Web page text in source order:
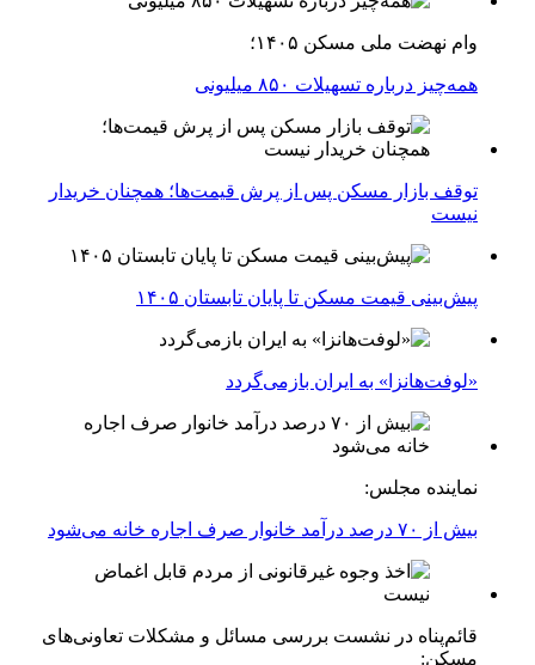
وام نهضت ملی مسکن ۱۴۰۵؛
همه‌چیز درباره تسهیلات ۸۵۰ میلیونی
توقف بازار مسکن پس از پرش قیمت‌ها؛ همچنان خریدار
نیست
پیش‌بینی قیمت مسکن تا پایان تابستان ۱۴۰۵
«لوفت‌هانزا» به ایران بازمی‌گردد
نماینده مجلس:
بیش از ۷۰ درصد درآمد خانوار صرف اجاره خانه می‌شود
قائم‌پناه در نشست بررسی مسائل و مشکلات تعاونی‌های
مسکن: